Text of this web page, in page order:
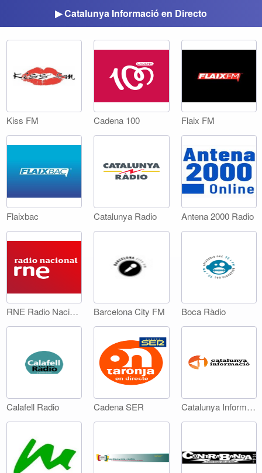
▶ Catalunya Informació en Directo
Kiss FM Cadena 100 Flaix FM
Flaixbac Catalunya Radio Antena 2000 Radio
RNE Radio Nacional Barcelona City FM Boca Ràdio
Calafell Radio Cadena SER Catalunya Informació